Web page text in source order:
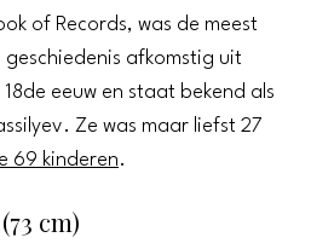
of Records, was de meest
afkomstig uit
eeuw en staat bekend als
Ze was maar liefst 27
69 kinderen.
cm)